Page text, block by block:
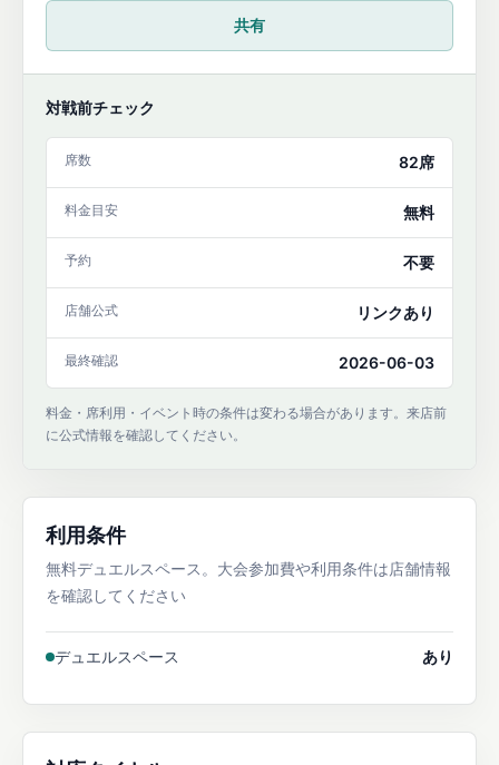
共有
対戦前チェック
席数 82席
料金目安 無料
予約 不要
店舗公式 リンクあり
最終確認 2026-06-03
料金・席利用・イベント時の条件は変わる場合があります。来店前
に公式情報を確認してください。
利用条件
無料デュエルスペース。大会参加費や利用条件は店舗情報
を確認してください
デュエルスペース あり